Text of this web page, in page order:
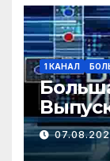
1 КАНАЛ